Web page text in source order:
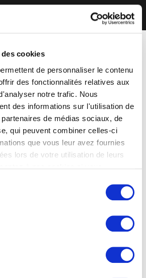
cookies
de personnaliser le contenu
des fonctionnalités relatives aux
notre trafic. Nous
des informations sur l'utilisation de
de médias sociaux, de
qui peuvent combiner celles-ci
que vous leur avez fournies
lors de votre utilisation de leurs